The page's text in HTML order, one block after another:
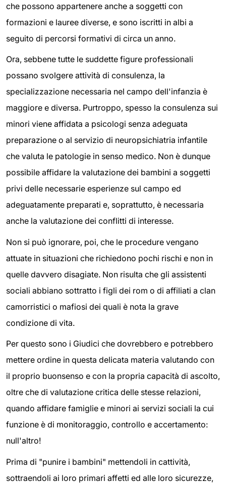
che possono appartenere anche a soggetti con
formazioni e lauree diverse, e sono iscritti in albi a
seguito di percorsi formativi di circa un anno.
Ora, sebbene tutte le suddette figure professionali
possano svolgere attività di consulenza, la
specializzazione necessaria nel campo dell'infanzia è
maggiore e diversa. Purtroppo, spesso la consulenza sui
minori viene affidata a psicologi senza adeguata
preparazione o al servizio di neuropsichiatria infantile
che valuta le patologie in senso medico. Non è dunque
possibile affidare la valutazione dei bambini a soggetti
privi delle necessarie esperienze sul campo ed
adeguatamente preparati e, soprattutto, è necessaria
anche la valutazione dei conflitti di interesse.
Non si può ignorare, poi, che le procedure vengano
attuate in situazioni che richiedono pochi rischi e non in
quelle davvero disagiate. Non risulta che gli assistenti
sociali abbiano sottratto i figli dei rom o di affiliati a clan
camorristici o mafiosi dei quali è nota la grave
condizione di vita.
Per questo sono i Giudici che dovrebbero e potrebbero
mettere ordine in questa delicata materia valutando con
il proprio buonsenso e con la propria capacità di ascolto,
oltre che di valutazione critica delle stesse relazioni,
quando affidare famiglie e minori ai servizi sociali la cui
funzione è di monitoraggio, controllo e accertamento:
null'altro!
Prima di "punire i bambini" mettendoli in cattività,
sottraendoli ai loro primari affetti ed alle loro sicurezze,